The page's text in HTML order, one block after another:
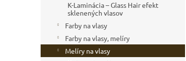
K-Laminácia – Glass Hair efekt
sklenených vlasov
Farby na vlasy
Farby na vlasy, melíry
Melíry na vlasy